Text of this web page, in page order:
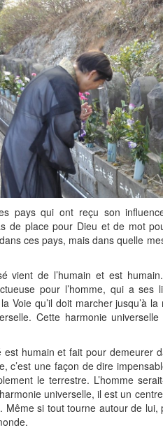
pays qui ont reçu son
de place pour Dieu et de mot
ces pays, mais dans quelle
vient de l’humain et est
pour l’homme, qui a ses
Voie qu’il doit marcher jusqu’à
Cette harmonie
humain et fait pour demeurer
c’est une façon de dire
le terrestre. L’homme
universelle, il est un
si tout tourne autour de lui,